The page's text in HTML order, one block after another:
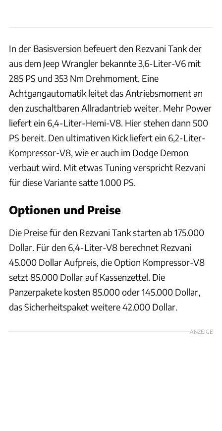
In der Basisversion befeuert den Rezvani Tank der
aus dem Jeep Wrangler bekannte 3,6-Liter-V6 mit
285 PS und 353 Nm Drehmoment. Eine
Achtgangautomatik leitet das Antriebsmoment an
den zuschaltbaren Allradantrieb weiter. Mehr Power
liefert ein 6,4-Liter-Hemi-V8. Hier stehen dann 500
PS bereit. Den ultimativen Kick liefert ein 6,2-Liter-
Kompressor-V8, wie er auch im Dodge Demon
verbaut wird. Mit etwas Tuning verspricht Rezvani
für diese Variante satte 1.000 PS.
Optionen und Preise
Die Preise für den Rezvani Tank starten ab 175.000
Dollar. Für den 6,4-Liter-V8 berechnet Rezvani
45.000 Dollar Aufpreis, die Option Kompressor-V8
setzt 85.000 Dollar auf Kassenzettel. Die
Panzerpakete kosten 85.000 oder 145.000 Dollar,
das Sicherheitspaket weitere 42.000 Dollar.
ANZEIGE